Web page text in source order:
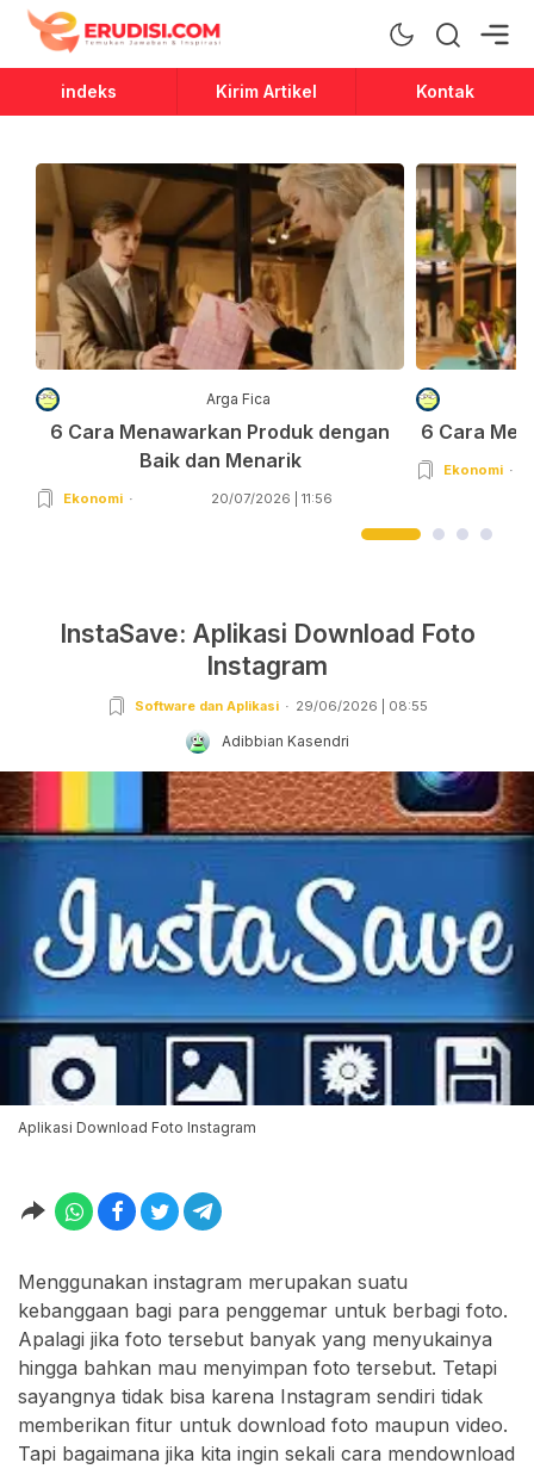
Erudisi
Temukan Jawaban dan Inspirasi
indeks Kirim Artikel Kontak
Arga Fica
6 Cara Menawarkan Produk dengan
Baik dan Menarik
Ekonomi 20/07/2026 | 11:56
6 Cara
Ekonomi
InstaSave: Aplikasi Download Foto
Instagram
Software dan Aplikasi 29/06/2026 | 08:55
Adibbian Kasendri
Aplikasi Download Foto Instagram
Menggunakan instagram merupakan suatu
kebanggaan bagi para penggemar untuk berbagi foto.
Apalagi jika foto tersebut banyak yang menyukainya
hingga bahkan mau menyimpan foto tersebut. Tetapi
sayangnya tidak bisa karena Instagram sendiri tidak
memberikan fitur untuk download foto maupun video.
Tapi bagaimana jika kita ingin sekali cara mendownload